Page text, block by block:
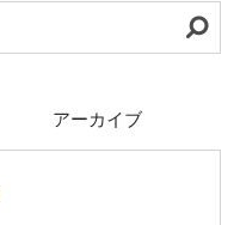
アーカイブ